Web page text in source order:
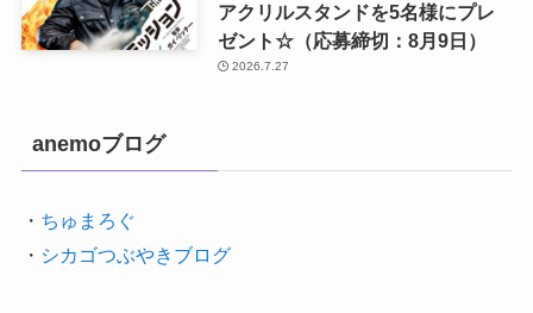
アクリルスタンドを5名様にプレ
ゼント☆（応募締切：8月9日）
2026.7.27
anemoブログ
・ ちゅまろぐ
・ シカゴつぶやきブログ